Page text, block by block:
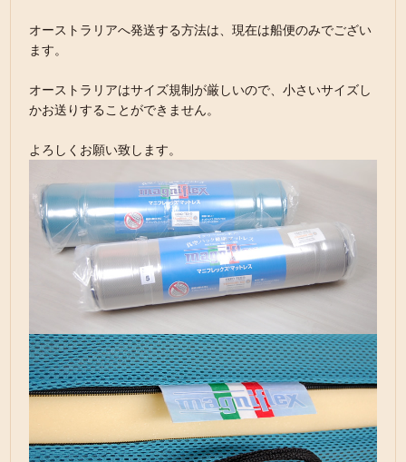
オーストラリアへ発送する方法は、現在は船便のみでござい
ます。
オーストラリアはサイズ規制が厳しいので、小さいサイズし
かお送りすることができません。
よろしくお願い致します。